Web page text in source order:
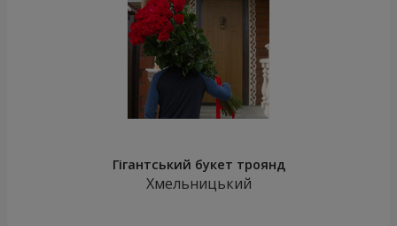
Гігантський букет троянд
Хмельницький